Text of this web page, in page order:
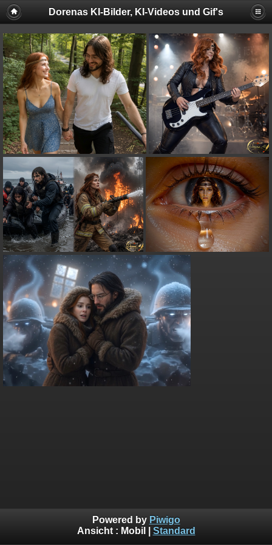
Dorenas KI-Bilder, KI-Videos und Gif's
Powered by Piwigo
Ansicht : Mobil Standard